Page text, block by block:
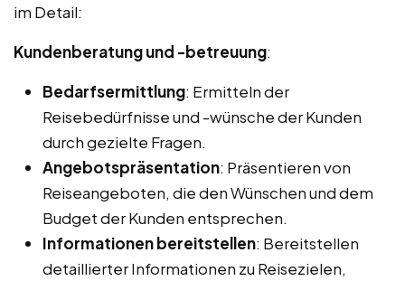
im Detail:
Kundenberatung und -betreuung:
Bedarfsermittlung: Ermitteln der
Reisebedürfnisse und -wünsche der Kunden
durch gezielte Fragen.
Angebotspräsentation: Präsentieren von
Reiseangeboten, die den Wünschen und dem
Budget der Kunden entsprechen.
Informationen bereitstellen: Bereitstellen
detaillierter Informationen zu Reisezielen,